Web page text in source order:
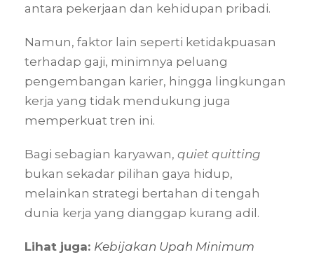
antara pekerjaan dan kehidupan pribadi.
Namun, faktor lain seperti ketidakpuasan
terhadap gaji, minimnya peluang
pengembangan karier, hingga lingkungan
kerja yang tidak mendukung juga
memperkuat tren ini.
Bagi sebagian karyawan, quiet quitting
bukan sekadar pilihan gaya hidup,
melainkan strategi bertahan di tengah
dunia kerja yang dianggap kurang adil.
Lihat juga: Kebijakan Upah Minimum